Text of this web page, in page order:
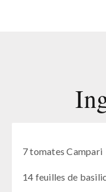
7 tomates Campari
14 feuilles de